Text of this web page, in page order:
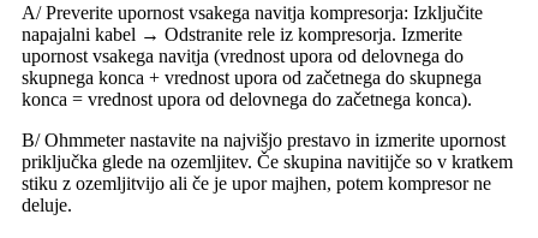
A/ Preverite upornost vsakega navitja kompresorja: Izključite
napajalni kabel → Odstranite rele iz kompresorja. Izmerite
upornost vsakega navitja (vrednost upora od delovnega do
skupnega konca + vrednost upora od začetnega do skupnega
konca = vrednost upora od delovnega do začetnega konca).
B/ Ohmmeter nastavite na najvišjo prestavo in izmerite upornost
priključka glede na ozemljitev. Če skupina navitijče so v kratkem
stiku z ozemljitvijo ali če je upor majhen, potem kompresor ne
deluje.